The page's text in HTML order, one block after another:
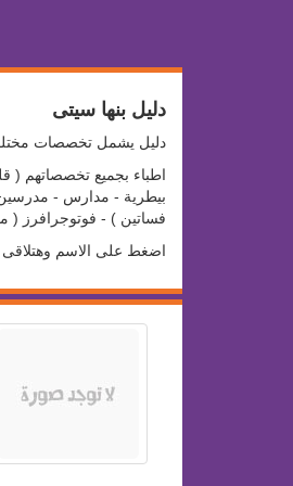
دليل بنها سيتى
دليل يشمل تخصصات
اطباء بجميع تخصصاتهم (
بيطرية - مدارس -
فساتين ) - فوتوجرافرز (
اضغط على الاسم وهتلاقى